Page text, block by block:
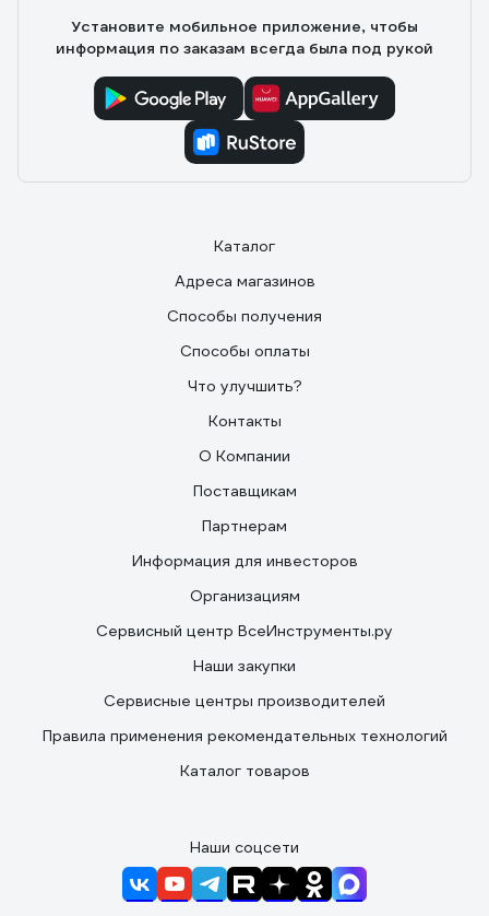
Установите мобильное приложение, чтобы
информация по заказам всегда была под рукой
Каталог
Адреса магазинов
Способы получения
Способы оплаты
Что улучшить?
Контакты
О Компании
Поставщикам
Партнерам
Информация для инвесторов
Организациям
Сервисный центр ВсеИнструменты.ру
Наши закупки
Сервисные центры производителей
Правила применения рекомендательных технологий
Каталог товаров
Наши соцсети